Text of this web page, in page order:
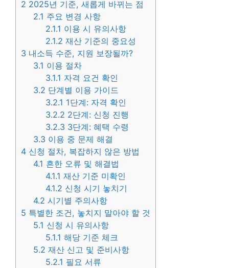
2 2025년 기준, 새롭게 바뀌는 점
2.1 주요 변경 사항
2.1.1 이용 시 유의사항
2.1.2 재산 기준의 중요성
3 내소득 수준, 지원 보장될까?
3.1 이용 절차
3.1.1 자격 요건 확인
3.2 단계별 이용 가이드
3.2.1 1단계: 자격 확인
3.2.2 2단계: 신청 진행
3.2.3 3단계: 혜택 수령
3.3 이용 중 문제 해결
4 신청 절차, 복잡하지 않은 방법
4.1 흔한 오류 및 해결법
4.1.1 재산 기준 미확인
4.1.2 신청 시기 놓치기
4.2 시기별 주의사항
5 특별한 조건, 놓치지 말아야 할 것
5.1 신청 시 유의사항
5.1.1 해당 기준 체크
5.2 재산 신고 및 준비사항
5.2.1 필요 서류